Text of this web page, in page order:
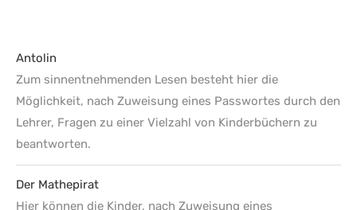
Antolin
Zum sinnentnehmenden Lesen besteht hier die
Möglichkeit, nach Zuweisung eines Passwortes durch den
Lehrer, Fragen zu einer Vielzahl von Kinderbüchern zu
beantworten.
Der Mathepirat
Hier können die Kinder, nach Zuweisung eines